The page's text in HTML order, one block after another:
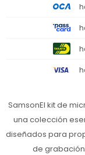
SamsonEl kit de
una colección
diseñados para
de